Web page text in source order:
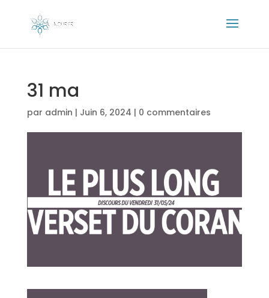
31 ma
par admin | Juin 6, 2024 | 0 commentaires